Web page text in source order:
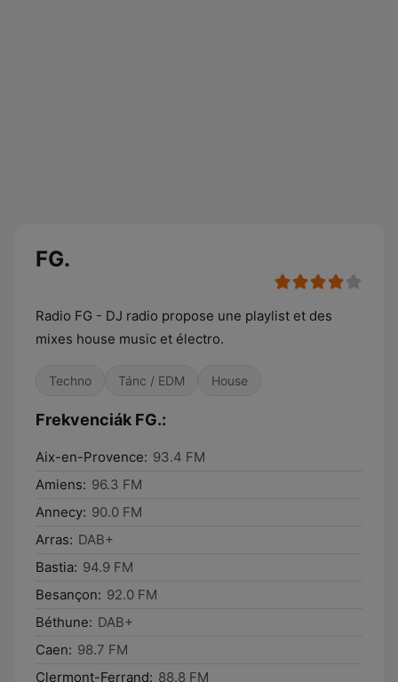
FG.
Radio FG - DJ radio propose une playlist et des
mixes house music et électro.
Techno Tánc / EDM House
Frekvenciák FG.:
Aix-en-Provence: 93.4 FM
Amiens: 96.3 FM
Annecy: 90.0 FM
Arras: DAB+
Bastia: 94.9 FM
Besançon: 92.0 FM
Béthune: DAB+
Caen: 98.7 FM
Clermont-Ferrand: 88.8 FM